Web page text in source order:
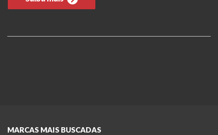
MARCAS MAIS BUSCADAS